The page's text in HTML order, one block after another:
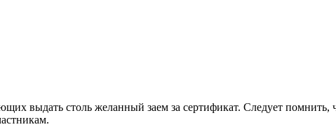
выдать столь желанный заем за сертификат. Следует